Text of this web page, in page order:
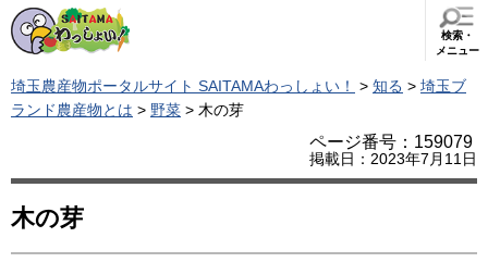
検索・
メニュー
埼玉農産物ポータルサイト SAITAMAわっしょい！ > 知る > 埼玉ブ
ランド農産物とは > 野菜 > 木の芽
ページ番号：159079
掲載日：2023年7月11日
木の芽